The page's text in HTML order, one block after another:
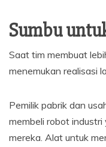
Sumbu
Saat tim membuat
menemukan realisasi
Pemilik pabrik dan
membeli robot
mereka. Alat untuk